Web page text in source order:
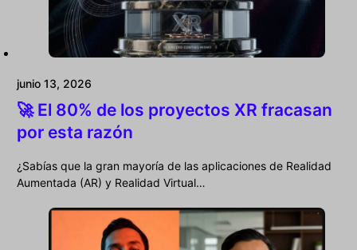
junio 13, 2026
🚀 El 80% de los proyectos XR fracasan
por esta razón
¿Sabías que la gran mayoría de las aplicaciones de Realidad
Aumentada (AR) y Realidad Virtual…